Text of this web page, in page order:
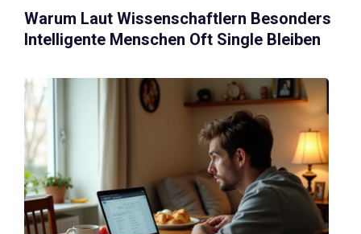
Warum Laut Wissenschaftlern Besonders
Intelligente Menschen Oft Single Bleiben